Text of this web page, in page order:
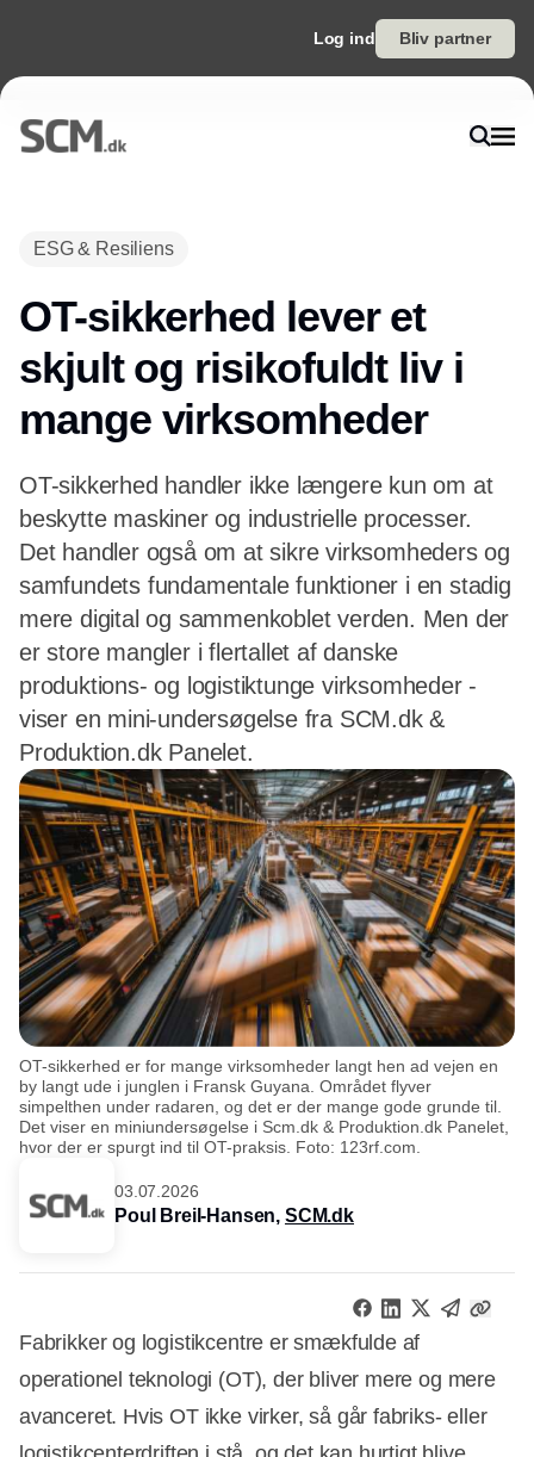
Log ind Bliv partner
ESG & Resiliens
OT-sikkerhed lever et
skjult og risikofuldt liv i
mange virksomheder
OT-sikkerhed handler ikke længere kun om at
beskytte maskiner og industrielle processer.
Det handler også om at sikre virksomheders og
samfundets fundamentale funktioner i en stadig
mere digital og sammenkoblet verden. Men der
er store mangler i flertallet af danske
produktions- og logistiktunge virksomheder -
viser en mini-undersøgelse fra SCM.dk &
Produktion.dk Panelet.
OT-sikkerhed er for mange virksomheder langt hen ad vejen en
by langt ude i junglen i Fransk Guyana. Området flyver
simpelthen under radaren, og det er der mange gode grunde til.
Det viser en miniundersøgelse i Scm.dk & Produktion.dk Panelet,
hvor der er spurgt ind til OT-praksis. Foto: 123rf.com.
03.07.2026
Poul Breil-Hansen, SCM.dk
Fabrikker og logistikcentre er smækfulde af
operationel teknologi (OT), der bliver mere og mere
avanceret. Hvis OT ikke virker, så går fabriks- eller